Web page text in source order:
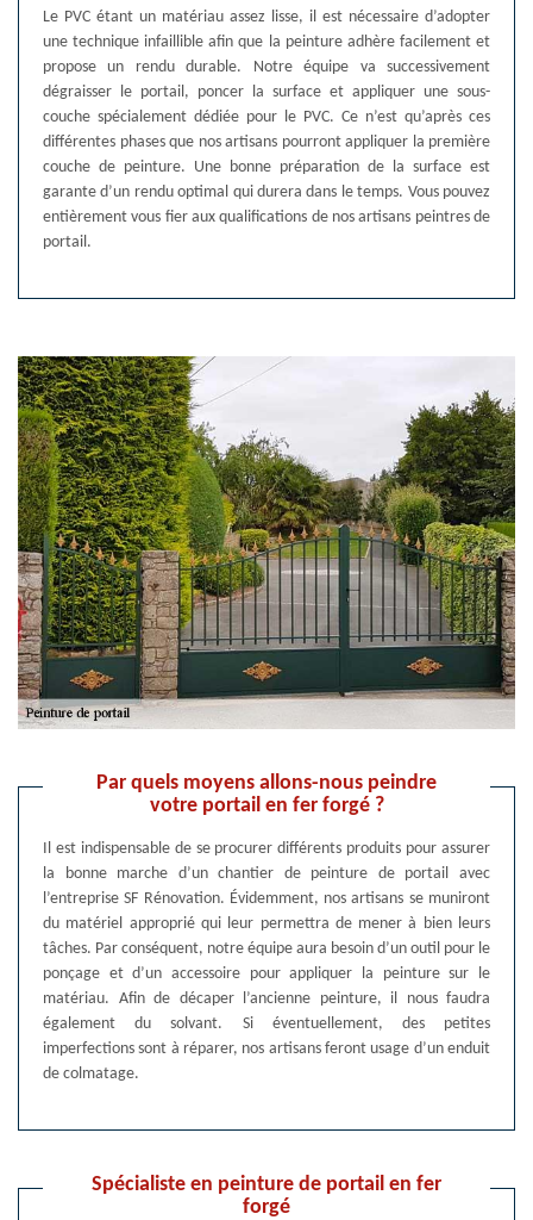
Le PVC étant un matériau assez lisse, il est nécessaire d’adopter
une technique infaillible afin que la peinture adhère facilement et
propose un rendu durable. Notre équipe va successivement
dégraisser le portail, poncer la surface et appliquer une sous-
couche spécialement dédiée pour le PVC. Ce n’est qu’après ces
différentes phases que nos artisans pourront appliquer la première
couche de peinture. Une bonne préparation de la surface est
garante d’un rendu optimal qui durera dans le temps. Vous pouvez
entièrement vous fier aux qualifications de nos artisans peintres de
portail.
Par quels moyens allons-nous peindre
votre portail en fer forgé ?
Il est indispensable de se procurer différents produits pour assurer
la bonne marche d’un chantier de peinture de portail avec
l’entreprise SF Rénovation. Évidemment, nos artisans se muniront
du matériel approprié qui leur permettra de mener à bien leurs
tâches. Par conséquent, notre équipe aura besoin d’un outil pour le
ponçage et d’un accessoire pour appliquer la peinture sur le
matériau. Afin de décaper l’ancienne peinture, il nous faudra
également du solvant. Si éventuellement, des petites
imperfections sont à réparer, nos artisans feront usage d’un enduit
de colmatage.
Spécialiste en peinture de portail en fer
forgé